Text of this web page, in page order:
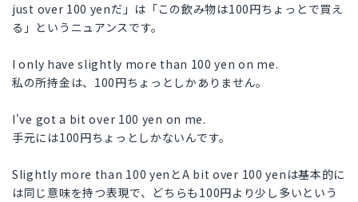
just over 100 yenだ」は「この飲み物は100円ちょっとで買え
る」というニュアンスです。
I only have slightly more than 100 yen on me.
私の所持金は、100円ちょっとしかありません。
I've got a bit over 100 yen on me.
手元には100円ちょっとしかないんです。
Slightly more than 100 yenとA bit over 100 yenは基本的に
は同じ意味を持つ表現で、どちらも100円より少し多いという